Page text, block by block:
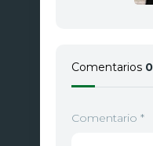
Comentarios 0
Comentario *